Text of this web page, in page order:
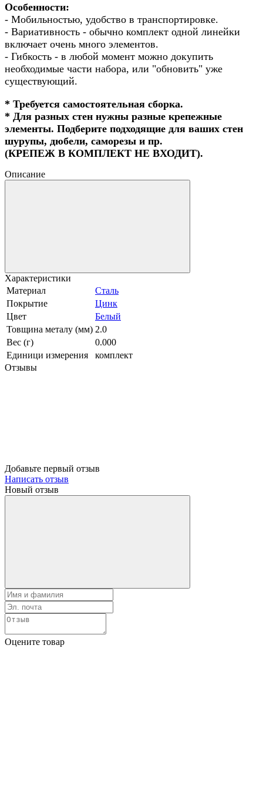
Особенности:
- Мобильностью, удобство в транспортировке.
- Вариативность - обычно комплект одной линейки
включает очень много элементов.
- Гибкость - в любой момент можно докупить
необходимые части набора, или "обновить" уже
существующий.
* Требуется самостоятельная сборка.
* Для разных стен нужны разные крепежные
элементы. Подберите подходящие для ваших стен
шурупы, дюбели, саморезы и пр.
(КРЕПЕЖ В КОМПЛЕКТ НЕ ВХОДИТ).
Описание
Характеристики
Материал
Сталь
Покрытие
Цинк
Цвет
Белый
Товщина металу (мм) 2.0
Вес (г)
0.000
Единици измерения
комплект
Отзывы
Добавьте первый отзыв
Написать отзыв
Новый отзыв
Оцените товар